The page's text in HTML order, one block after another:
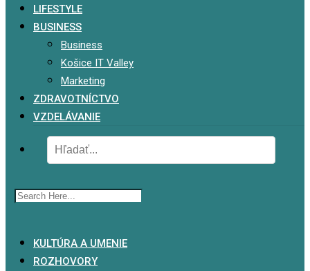
LIFESTYLE
BUSINESS
Business
Košice IT Valley
Marketing
ZDRAVOTNÍCTVO
VZDELÁVANIE
KULTÚRA A UMENIE
ROZHOVORY